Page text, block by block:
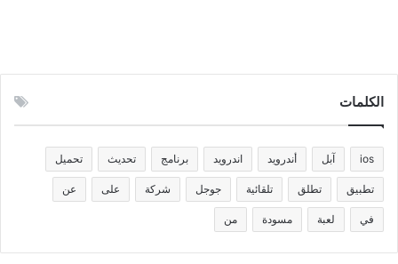
الكلمات
ios آبل أندرويد اندرويد برنامج تحديث تحميل
تطبيق تطلق تلقائية جوجل شركة على عن
في لعبة مسودة من